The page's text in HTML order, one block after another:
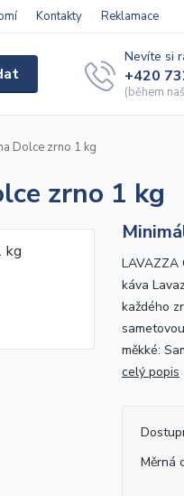
Kontakty Reklamace
Nevíte si
+420
(během
Dolce zrno 1 kg
zrno 1 kg
LAVAZZA
káva
každého
měkké:
celý popis
Měrná